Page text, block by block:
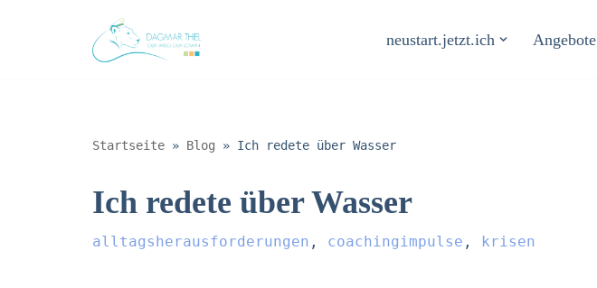
neustart.jetzt.ich Angebote
Startseite » Blog » Ich redete über Wasser
Ich redete über Wasser
alltagsherausforderungen , coachingimpulse , krisen